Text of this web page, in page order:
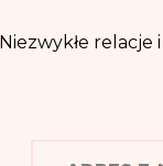
Niezwykłe relacje